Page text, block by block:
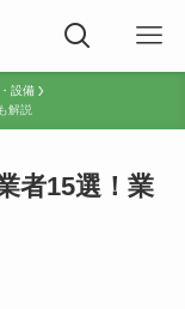
設備
解説
者15選！業